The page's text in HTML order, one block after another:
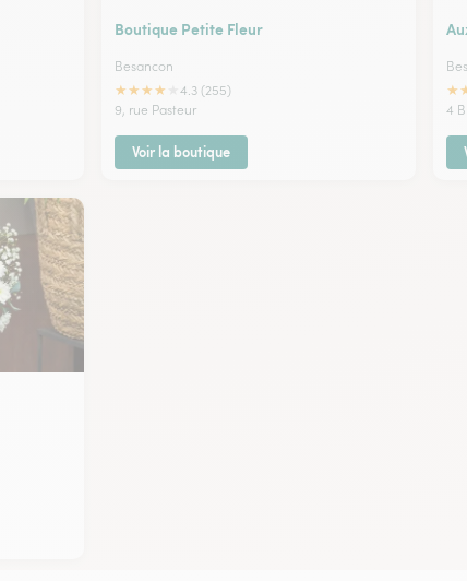
Boutique Petite Fleur
Besancon
★★★★
4.3 (255)
9, rue Pasteur
Voir la boutique
★
4